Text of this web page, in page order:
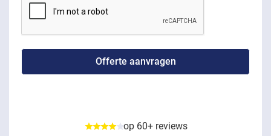
op 60+ reviews